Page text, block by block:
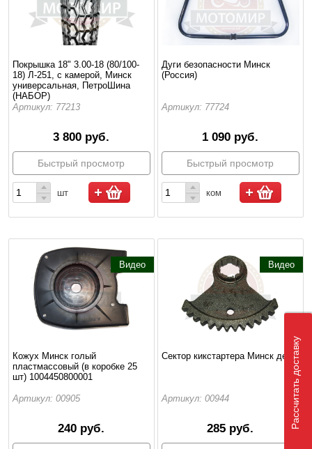
Покрышка 18" 3.00-18 (80/100-
18) Л-251, с камерой, Минск
универсальная, ПетроШина
(НАБОР)
Артикул: 77213
3 800 руб.
Быстрый просмотр
шт
Дуги безопасности Минск
(Россия)
Артикул: 77724
1 090 руб.
Быстрый просмотр
ком
Видео
Кожух Минск голый
пластмассовый (в коробке 25
шт) 1004450800001
Артикул: 00905
240 руб.
Видео
Сектор кикстартера Минск деш.
Артикул: 00944
285 руб. Рассчитать доставку